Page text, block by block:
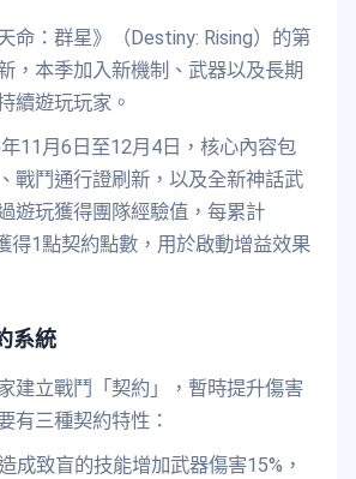
命：群星》（Destiny: Rising）的第
，本季加入新機制、武器以及長期
續遊玩玩家。
11月6日至12月4日，核心內容包
戰鬥通行證刷新，以及全新神話武
遊玩獲得團隊經驗值，每累計
得1點契約點數，用於啟動增益效果
系統
建立戰鬥「契約」，暫時提升傷害
有三種契約特性：
成致盲的技能增加武器傷害15%，